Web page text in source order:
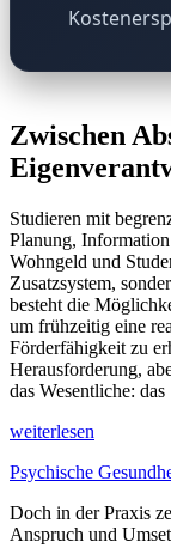
Zwischen
Studieren mit
Planung,
Wohngeld und
Zusatzsystem,
besteht die
um frühzeitig eine
Förderfähigkeit zu
Herausforderung,
das Wesentliche:
weiterlesen
Psychische
Doch in der Praxis
Anspruch und